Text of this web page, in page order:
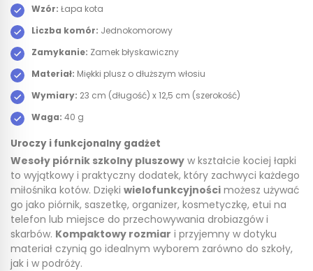
Wzór: Łapa kota
Liczba komór: Jednokomorowy
Zamykanie: Zamek błyskawiczny
Materiał: Miękki plusz o dłuższym włosiu
Wymiary: 23 cm (długość) x 12,5 cm (szerokość)
Waga: 40 g
Uroczy i funkcjonalny gadżet
Wesoły piórnik szkolny pluszowy w kształcie kociej łapki
to wyjątkowy i praktyczny dodatek, który zachwyci każdego
miłośnika kotów. Dzięki wielofunkcyjności możesz używać
go jako piórnik, saszetkę, organizer, kosmetyczkę, etui na
telefon lub miejsce do przechowywania drobiazgów i
skarbów. Kompaktowy rozmiar i przyjemny w dotyku
materiał czynią go idealnym wyborem zarówno do szkoły,
jak i w podróży.